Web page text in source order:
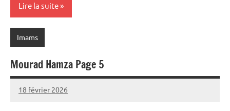
Lire la suite
Imams
Mourad Hamza Page 5
18 février 2026
prieres